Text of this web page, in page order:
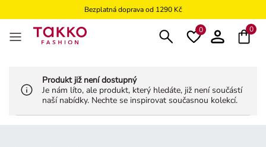
Bezplatná doprava od 1290 Kč
Bezplatné vrácení na kamennou prodejnu0 0
Produkt již není dostupný
Je nám líto, ale produkt, který hledáte, již není součástí
naší nabídky. Nechte se inspirovat současnou kolekcí.